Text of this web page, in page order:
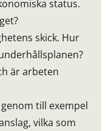
status.
skick. Hur
är arbeten
till exempel
vilka som